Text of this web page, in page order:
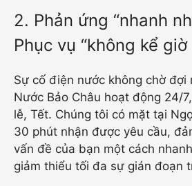
2. Phản ứng “nhanh
Phục vụ “không kể giờ
Sự cố điện nước không chờ đợi
Nước Bảo Châu hoạt động 24/
lễ, Tết. Chúng tôi có mặt tại
30 phút nhận được yêu cầu,
vấn đề của bạn một cách
giảm thiểu tối đa sự gián đoạn